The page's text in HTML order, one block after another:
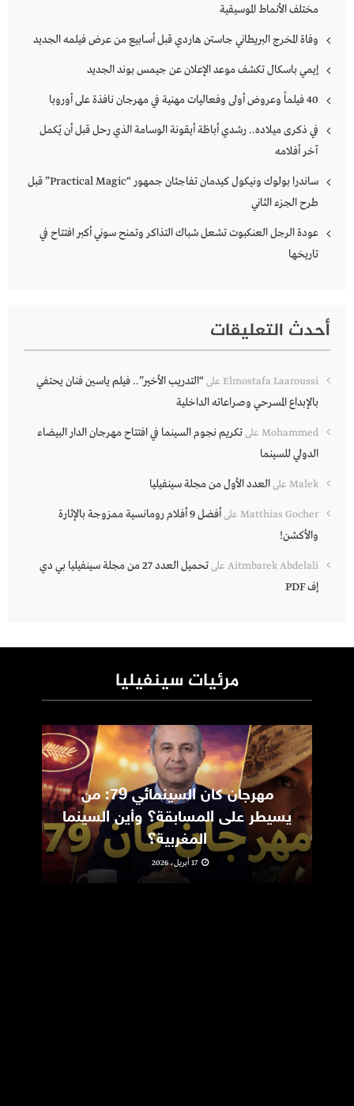
مختلف الأنماط الموسيقية
وفاة المخرج البريطاني جاستن هاردي قبل أسابيع من عرض فيلمه الجديد
إيمي باسكال تكشف موعد الإعلان عن جيمس بوند الجديد
40 فيلماً وعروض أولى وفعاليات مهنية في مهرجان نافذة على أوروبا
في ذكرى ميلاده.. رشدي أباظة أيقونة الوسامة الذي رحل قبل أن يُكمل
آخر أفلامه
ساندرا بولوك ونيكول كيدمان تفاجئان جمهور “Practical Magic” قبل
طرح الجزء الثاني
عودة الرجل العنكبوت تشعل شباك التذاكر وتمنح سوني أكبر افتتاح في
تاريخها
أحدث التعليقات
Elmostafa Laaroussi على“التدريب الأخير”.. فيلم ياسين فنان يحتفي
بالإبداع المسرحي وصراعاته الداخلية
Mohammed علىتكريم نجوم السينما في افتتاح مهرجان الدار البيضاء
الدولي للسينما
Malek علىالعدد الأول من مجلة سينفيليا
Matthias Gocher على
أفضل 9 أفلام رومانسية ممزوجة بالإثارة
والأكشن!
Aitmbarek Abdelali على
تحميل العدد 27 من مجلة سينفيليا بي دي
إف PDF
مرئيات سينفيليا
مهرجان كان السينمائي 79: من
يسيطر على المسابقة؟ وأين السينما
المغربية؟
17 أبريل، 2026